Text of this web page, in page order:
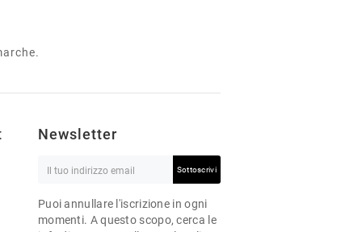
Newsletter
Sottoscrivi
Puoi annullare l'iscrizione in ogni
momenti. A questo scopo, cerca le